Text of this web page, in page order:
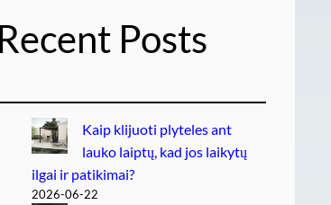
Recent Posts
Kaip klijuoti plyteles ant
lauko laiptų, kad jos laikytų
ilgai ir patikimai?
2026-06-22